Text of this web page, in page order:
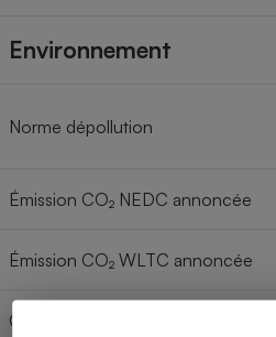
Environnement
Norme dépollution
Émission CO₂ NEDC annoncée
Émission CO₂ WLTC annoncée
Consommation < 60 km/h (cycle